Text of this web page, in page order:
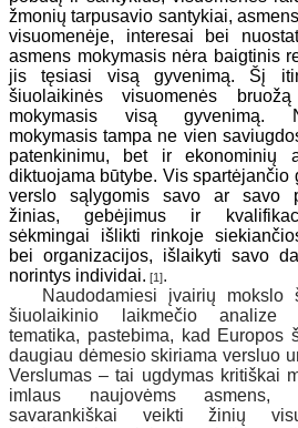
žmonių tarpusavio santykiai,
visuomenėje, interesai bei
asmens mokymasis nėra baigtinis
jis tęsiasi visą gyvenimą. Šį
šiuolaikinės visuomenės
mokymasis visą gyvenimą.
mokymasis tampa ne vien
patenkinimu, bet ir ekonominių
diktuojama būtybe. Vis spartėjančio
verslo sąlygomis savo ar savo
žinias, gebėjimus ir
sėkmingai išlikti rinkoje
bei organizacijos, išlaikyti savo
norintys individai. [1].
Naudodamiesi įvairių mokslo
šiuolaikinio laikmečio analize
tematika, pastebima, kad Europos
daugiau dėmesio skiriama versluo u
Verslumas – tai ugdymas kritiškai
imlaus naujovėms asmens,
savarankiškai veikti žinių